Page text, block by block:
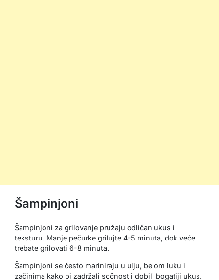
Šampinjoni
Šampinjoni za grilovanje pružaju odličan ukus i
teksturu. Manje pečurke grilujte 4-5 minuta, dok veće
trebate grilovati 6-8 minuta.
Šampinjoni se često mariniraju u ulju, belom luku i
začinima kako bi zadržali sočnost i dobili bogatiji ukus.